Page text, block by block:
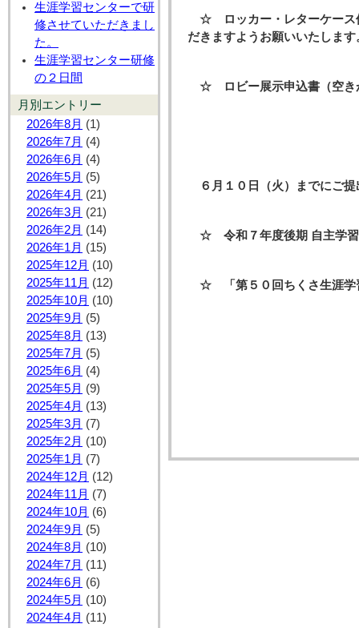
生涯学習センターで研
修させていただきまし
た。
生涯学習センター研修
の２日間
月別エントリー
2026年8月 (1)
2026年7月 (4)
2026年6月 (4)
2026年5月 (5)
2026年4月 (21)
2026年3月 (21)
2026年2月 (14)
2026年1月 (15)
2025年12月 (10)
2025年11月 (12)
2025年10月 (10)
2025年9月 (5)
2025年8月 (13)
2025年7月 (5)
2025年6月 (4)
2025年5月 (9)
2025年4月 (13)
2025年3月 (7)
2025年2月 (10)
2025年1月 (7)
2024年12月 (12)
2024年11月 (7)
2024年10月 (6)
2024年9月 (5)
2024年8月 (10)
2024年7月 (11)
2024年6月 (6)
2024年5月 (10)
2024年4月 (11)
☆ ロッカー・レターケース
だきますようお願いいたします
☆ ロビー展示申込書（空き
６月１０日（火）までにご
☆ 令和７年度後期 自主学習
☆ 「第５０回ちくさ生涯